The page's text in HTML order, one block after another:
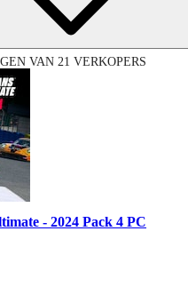
VAN 21 VERKOPERS
- 2024 Pack 4 PC